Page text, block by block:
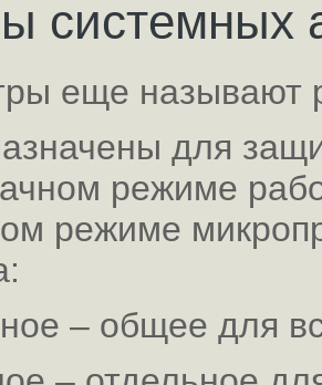
системных
еще называют
для
режиме
режиме
– общее для